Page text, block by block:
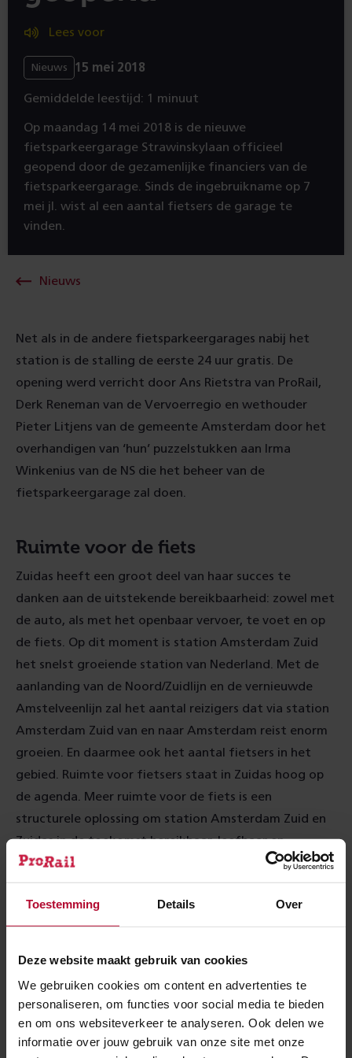
Toestemming Details Over
Deze website maakt gebruik van cookies
We gebruiken cookies om content en advertenties te
personaliseren, om functies voor social media te bieden
en om ons websiteverkeer te analyseren. Ook delen we
informatie over jouw gebruik van onze site met onze
Lees voor
Nieuws 15 mei 2018
Gemiddelde leestijd: 1 minuut
Op maandag 14 mei 2018 is de nieuwe
fietsparkeergarage Strawinskylaan officieel
geopend door de gezamenlijke financiers van de
fietsparkeergarage. Sinds de ingebruikname op 7
mei jl. wist al een aantal fietsers de garage te
vinden.
Nieuws
Net als in de andere fietsparkeergarages nabij het
station is de stalling de eerste 24 uur gratis. De
opening werd verricht door Ans Rietstra van ProRail,
Derk Reneman van de Vervoerregio en wethouder
Pieter Litjens van de gemeente Amsterdam door het
overhandigen van ‘hun’ puzzelstukken aan Irma
Winkenius van de NS die het beheer van de
fietsparkeergarage zal doen.
Ruimte voor de fiets
Zuidas heeft een groot deel van haar succes te
danken aan de uitstekende bereikbaarheid: zowel met
de auto, als met het openbaar vervoer, te voet en op
de fiets. Op dit moment is station Amsterdam Zuid
het snelst groeiende station van Nederland. Met de
aanlanding van de Noord/Zuidlijn en de vernieuwde
Amstelveenlijn zal het aantal reizigers dat via station
Amsterdam Zuid van en naar Amsterdam reist enorm
groeien. En daarmee ook het aantal fietsers in het
gebied. Ruimte voor fietsers staat in Zuidas hoog op
de agenda. Meer ruimte voor de fiets is een
structurele oplossing om station Amsterdam Zuid en
Zuidas in de toekomst bereikbaar, leefbaar en
duurzaam te houden.
Extra plekken
De fietsparkeergarage Strawinskylaan is een nieuwe,
hoogwaardige stalling met een capaciteit van 3750
fietsparkeerplekken en ligt onder de voormalige